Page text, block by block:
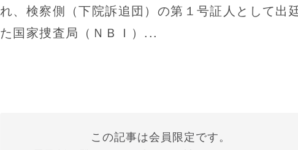
れ、検察側（下院訴追団）の第１号証人として出
た国家捜査局（ＮＢＩ）...
この記事は会員限定です。